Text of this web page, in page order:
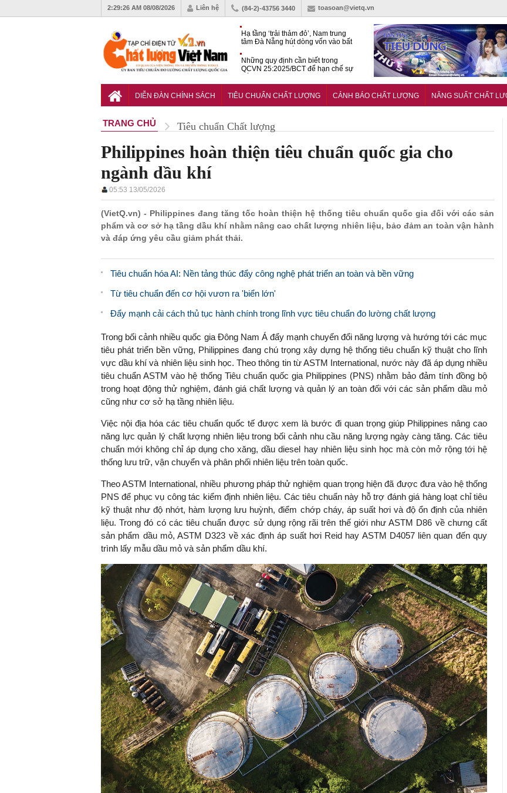
2:29:27 AM 08/08/2026 Liên hệ (84-2)-43756 3440 toasoan@vietq.vn
Hạ tầng ‘trải thảm đỏ’, Nam trung
tâm Đà Nẵng hút dòng vốn vào bất
Những quy định cần biết trong
QCVN 25:2025/BCT để hạn chế sự
Học giả, chuyên gia cùng tìm lời
DIỄN ĐÀN CHÍNH SÁCH TIÊU CHUẨN CHẤT LƯỢNG CẢNH BÁO CHẤT LƯỢNG NĂNG SUẤT CHẤT
TRANG CHỦ Tiêu chuẩn Chất lượng
Philippines hoàn thiện tiêu chuẩn quốc gia cho
ngành dầu khí
05:53 13/05/2026
(VietQ.vn) - Philippines đang tăng tốc hoàn thiện hệ thống tiêu chuẩn quốc gia đối với các sản
phẩm và cơ sở hạ tầng dầu khí nhằm nâng cao chất lượng nhiên liệu, bảo đảm an toàn vận hành
và đáp ứng yêu cầu giảm phát thải.
Tiêu chuẩn hóa AI: Nền tảng thúc đẩy công nghệ phát triển an toàn và bền vững
Từ tiêu chuẩn đến cơ hội vươn ra 'biển lớn'
Đẩy mạnh cải cách thủ tục hành chính trong lĩnh vực tiêu chuẩn đo lường chất lượng
Trong bối cảnh nhiều quốc gia Đông Nam Á đẩy mạnh chuyển đổi năng lượng và hướng tới các mục
tiêu phát triển bền vững, Philippines đang chú trọng xây dựng hệ thống tiêu chuẩn kỹ thuật cho lĩnh
vực dầu khí và nhiên liệu sinh học. Theo thông tin từ ASTM International, nước này đã áp dụng nhiều
tiêu chuẩn ASTM vào hệ thống Tiêu chuẩn quốc gia Philippines (PNS) nhằm bảo đảm tính đồng bộ
trong hoạt động thử nghiệm, đánh giá chất lượng và quản lý an toàn đối với các sản phẩm dầu mỏ
cũng như cơ sở hạ tầng nhiên liệu.
Việc nội địa hóa các tiêu chuẩn quốc tế được xem là bước đi quan trọng giúp Philippines nâng cao
năng lực quản lý chất lượng nhiên liệu trong bối cảnh nhu cầu năng lượng ngày càng tăng. Các tiêu
chuẩn mới không chỉ áp dụng cho xăng, dầu diesel hay nhiên liệu sinh học mà còn mở rộng tới hệ
thống lưu trữ, vận chuyển và phân phối nhiên liệu trên toàn quốc.
Theo ASTM International, nhiều phương pháp thử nghiệm quan trọng hiện đã được đưa vào hệ thống
PNS để phục vụ công tác kiểm định nhiên liệu. Các tiêu chuẩn này hỗ trợ đánh giá hàng loạt chỉ tiêu
kỹ thuật như độ nhớt, hàm lượng lưu huỳnh, điểm chớp cháy, áp suất hơi và độ ổn định của nhiên
liệu. Trong đó có các tiêu chuẩn được sử dụng rộng rãi trên thế giới như ASTM D86 về chưng cất
sản phẩm dầu mỏ, ASTM D323 về xác định áp suất hơi Reid hay ASTM D4057 liên quan đến quy
trình lấy mẫu dầu mỏ và sản phẩm dầu khí.